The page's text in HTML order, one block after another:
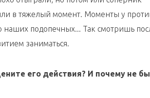
в тяжелый момент. Моменты у
наших подопечных... Так смотришь
заниматься.
его действия? И почему не